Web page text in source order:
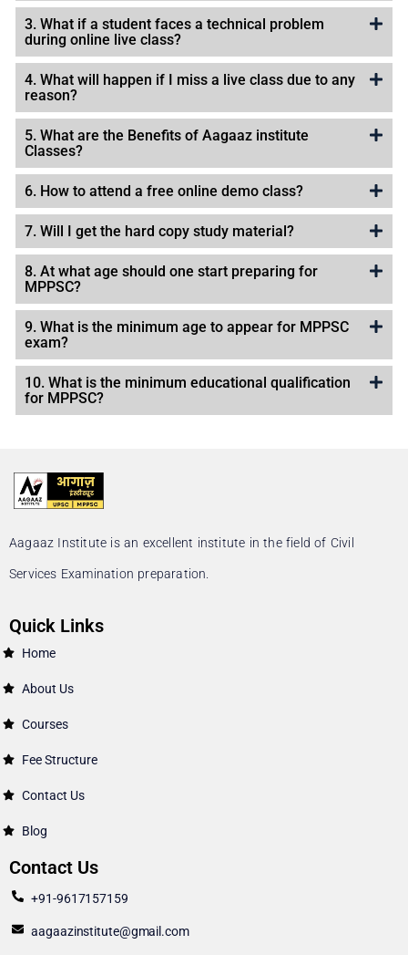
3. What if a student faces a technical problem
during online live class?
4. What will happen if I miss a live class due to any
reason?
5. What are the Benefits of Aagaaz institute
Classes?
6. How to attend a free online demo class?
7. Will I get the hard copy study material?
8. At what age should one start preparing for
MPPSC?
9. What is the minimum age to appear for MPPSC
exam?
10. What is the minimum educational qualification
for MPPSC?
Aagaaz Institute is an excellent institute in the field of Civil
Services Examination preparation.
Quick Links
Home
About Us
Courses
Fee Structure
Contact Us
Blog
Contact Us
+91-9617157159
aagaazinstitute@gmail.com